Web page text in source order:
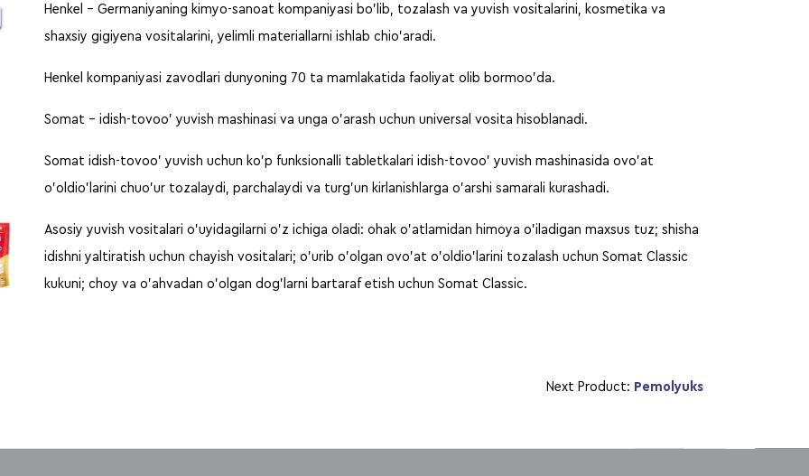
Henkel – Germaniyaning kimyo-sanoat kompaniyasi bo’lib, tozalash va yuvish vositalarini, kosmetika va
shaxsiy gigiyena vositalarini, yelimli materiallarni ishlab chio’aradi.
Henkel kompaniyasi zavodlari dunyoning 70 ta mamlakatida faoliyat olib bormoo’da.
Somat – idish-tovoo’ yuvish mashinasi va unga o’arash uchun universal vosita hisoblanadi.
Somat idish-tovoo’ yuvish uchun ko’p funksionalli tabletkalari idish-tovoo’ yuvish mashinasida ovo’at
o’oldio’larini chuo’ur tozalaydi, parchalaydi va turg’un kirlanishlarga o’arshi samarali kurashadi.
Asosiy yuvish vositalari o’uyidagilarni o’z ichiga oladi: ohak o’atlamidan himoya o’iladigan maxsus tuz; shisha
idishni yaltiratish uchun chayish vositalari; o’urib o’olgan ovo’at o’oldio’larini tozalash uchun Somat Classic
kukuni; choy va o’ahvadan o’olgan dog’larni bartaraf etish uchun Somat Classic.
Next Product: Pemolyuks